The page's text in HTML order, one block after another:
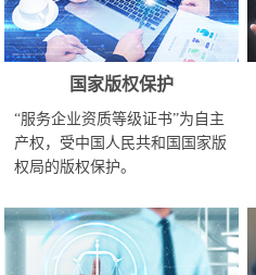
国家版权保护
“服务企业资质等级证书”为自主
产权，受中国人民共和国国家版
权局的版权保护。